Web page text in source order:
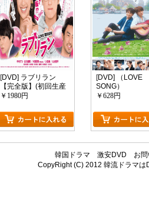
[DVD] ラブリラン
【完全版】(初回生産
限定版)
￥1980円
[DVD] （LOVE
SONG）
￥628円
韓国ドラマ 激安DVD
お
CopyRight (C) 2012韓流ドラマは